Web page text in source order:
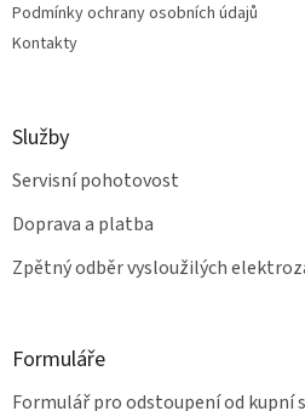
Podmínky ochrany osobních údajů
Kontakty
Služby
Servisní pohotovost
Doprava a platba
Zpětný odběr vysloužilých
Formuláře
Formulář pro odstoupení od kupní